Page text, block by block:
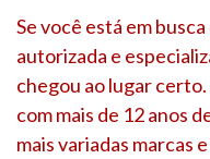
Se você está em
autorizada e
chegou ao lugar
com mais de 12 anos
mais variadas marcas